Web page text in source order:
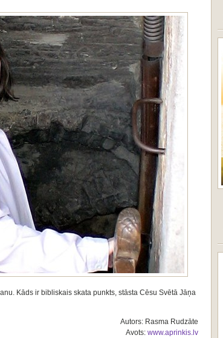
Kāds ir bibliskais skata punkts, stāsta Cēsu Svētā Jāņa
Autors: Rasma Rudzāte
Avots: www.aprinkis.lv